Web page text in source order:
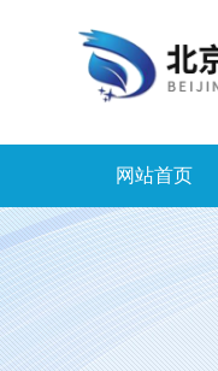
网站首页